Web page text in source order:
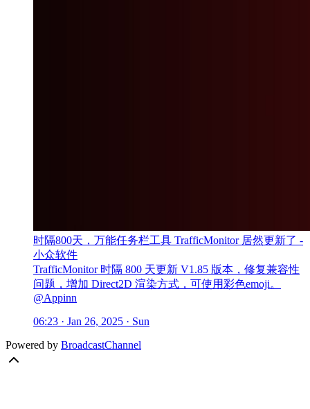
时隔800天，万能任务栏工具 TrafficMonitor 居然更新了 -
小众软件
TrafficMonitor 时隔 800 天更新 V1.85 版本，修复兼容性
问题，增加 Direct2D 渲染方式，可使用彩色emoji。
@Appinn
06:23 · Jan 26, 2025 · Sun
Powered by BroadcastChannel